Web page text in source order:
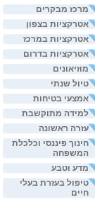
מרכז מבקרים
אטרקציות בצפון
אטרקציות במרכז
אטרקציות בדרום
מוזיאונים
טיול שנתי
אמצעי בטיחות
למידה מתוקשבת
עזרה ראשונה
חינוך פיננסי וכלכלת
המשפחה
מדע וטבע
טיפול בעזרת בעלי
חיים